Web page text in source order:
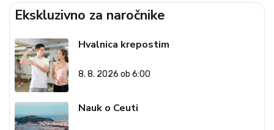
Ekskluzivno za naročnike
Hvalnica krepostim
8. 8. 2026 ob 6:00
Nauk o Ceuti